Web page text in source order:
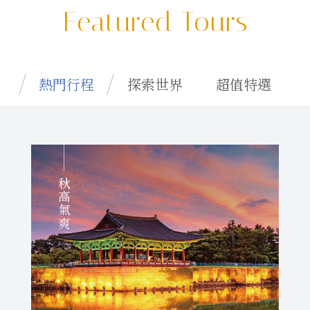
Featured Tours
熱門行程 探索世界 超值特選
秋高氣爽